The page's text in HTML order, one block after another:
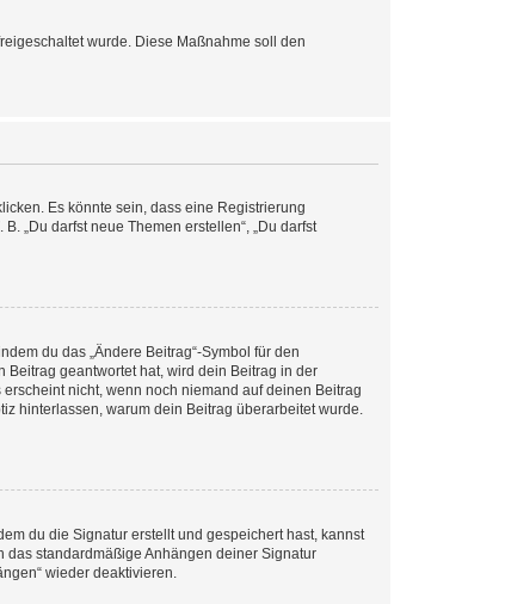
wurde. Diese Maßnahme soll den
Es könnte sein, dass eine Registrierung
„Du darfst neue Themen erstellen“, „Du darfst
du das „Ändere Beitrag“-Symbol für den
geantwortet hat, wird dein Beitrag in der
nicht, wenn noch niemand auf deinen Beitrag
hinterlassen, warum dein Beitrag überarbeitet wurde.
du die Signatur erstellt und gespeichert hast, kannst
das standardmäßige Anhängen deiner Signatur
wieder deaktivieren.